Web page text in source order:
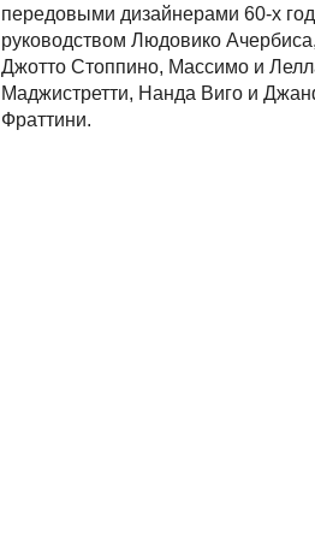
передовыми дизайнерами 60-х
руководством Людовико
Джотто Стоппино, Массимо и
Маджистретти, Нанда Виго и
Фраттини.